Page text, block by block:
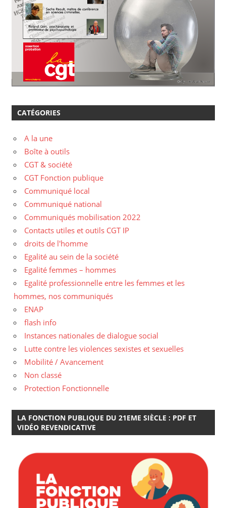
CATÉGORIES
A la une
Boîte à outils
CGT & société
CGT Fonction publique
Communiqué local
Communiqué national
Communiqués mobilisation 2022
Contacts utiles et outils CGT IP
droits de l'homme
Egalité au sein de la société
Egalité femmes – hommes
Egalité professionnelle entre les femmes et les
hommes, nos communiqués
ENAP
flash info
Instances nationales de dialogue social
Lutte contre les violences sexistes et sexuelles
Mobilité / Avancement
Non classé
Protection Fonctionnelle
LA FONCTION PUBLIQUE DU 21EME SIÈCLE : PDF ET
VIDÉO REVENDICATIVE